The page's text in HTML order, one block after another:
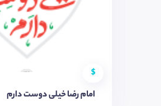
$
امام رضا خیلی دوست دارم